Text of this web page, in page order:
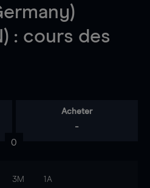
: cours des
Acheter
-
0
3M 1A